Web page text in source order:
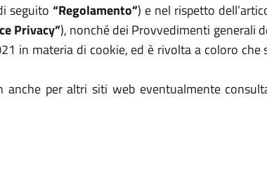
seguito“Regolamento”) e nel rispetto
Privacy”), nonché dei Provvedimenti generali
in materia di cookie, ed è rivolta a coloro che
anche per altri siti web eventualmente